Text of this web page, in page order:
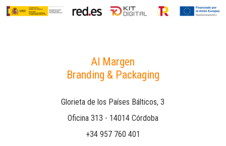
Al Margen
Branding & Packaging
Glorieta de los Países Bálticos, 3
Oficina 313 - 14014 Córdoba
+34 957 760 401